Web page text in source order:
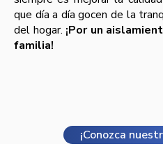
que día a día gocen de la
del hogar. ¡Por un
familia!
¡Conozca